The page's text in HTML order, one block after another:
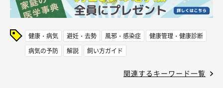
健康・病気 避妊・去勢 風邪・感染症
健康管理・健康診断
病気の予防
解説 飼い方ガイド
関連するキーワード一覧